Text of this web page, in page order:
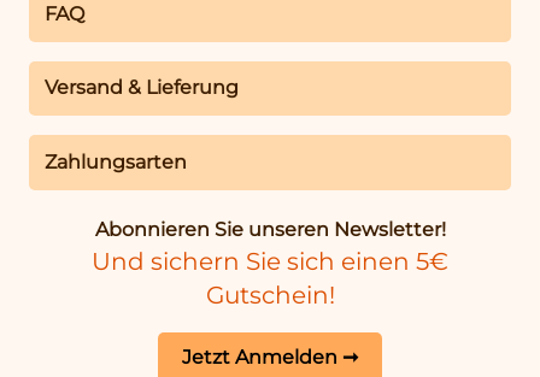
FAQ
Versand & Lieferung
Zahlungsarten
Abonnieren Sie unseren Newsletter!
Und sichern Sie sich einen 5€
Gutschein!
Jetzt Anmelden ➞